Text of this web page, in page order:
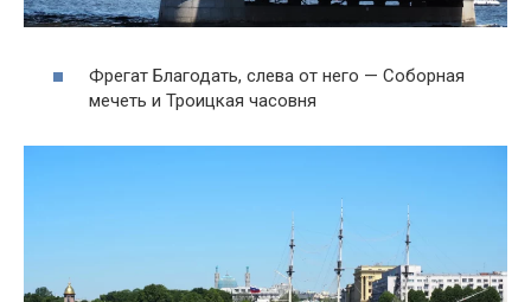
Фрегат Благодать, слева от него — Соборная
мечеть и Троицкая часовня